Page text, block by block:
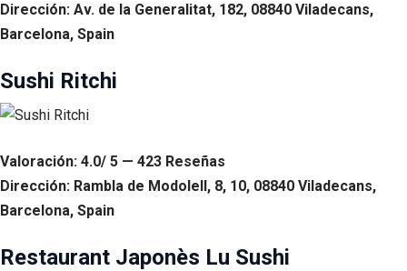
Dirección: Av. de la Generalitat, 182, 08840 Viladecans,
Barcelona, Spain
Sushi Ritchi
Valoración: 4.0/ 5 — 423 Reseñas
Dirección: Rambla de Modolell, 8, 10, 08840 Viladecans,
Barcelona, Spain
Restaurant Japonès Lu Sushi